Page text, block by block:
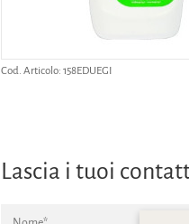
Cod. Articolo: 158EDUEGI
Lascia i tuoi